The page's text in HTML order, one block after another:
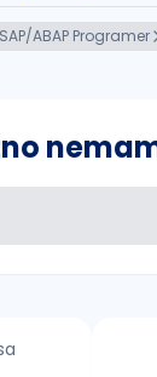
ABAP Programer